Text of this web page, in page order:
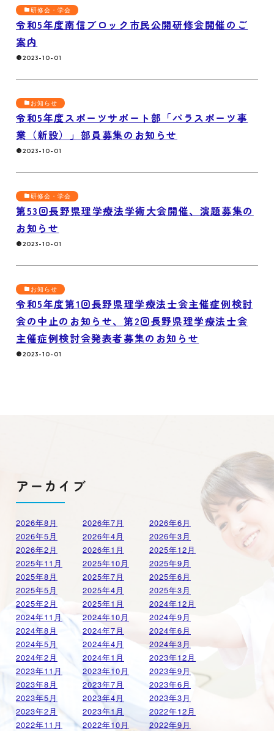
研修会・学会
令和5年度南信ブロック市民公開研修会開催のご
案内
2023-10-01
お知らせ
令和5年度スポーツサポート部「パラスポーツ事
業（新設）」部員募集のお知らせ
2023-10-01
研修会・学会
第53回長野県理学療法学術大会開催、演題募集の
お知らせ
2023-10-01
お知らせ
令和5年度第1回長野県理学療法士会主催症例検討
会の中止のお知らせ、第2回長野県理学療法士会
主催症例検討会発表者募集のお知らせ
2023-10-01
アーカイブ
2026年8月 2026年7月
2026年6月
2026年5月
2026年4月
2026年3月
2026年2月
2026年1月
2025年12月
2025年11月
2025年10月
2025年9月
2025年8月
2025年7月
2025年6月
2025年5月
2025年4月
2025年3月
2025年2月
2025年1月
2024年12月
2024年11月
2024年10月
2024年9月
2024年8月
2024年7月
2024年6月
2024年5月
2024年4月
2024年3月
2024年2月
2024年1月
2023年12月
2023年11月
2023年10月
2023年9月
2023年8月
2023年7月
2023年6月
2023年5月
2023年4月
2023年3月
2023年2月
2023年1月
2022年12月
2022年11月
2022年10月
2022年9月